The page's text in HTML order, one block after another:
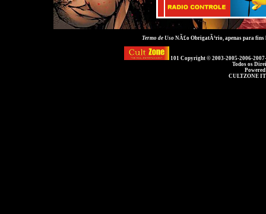
Termo de UsoNÃ£o ObrigatÃ³rio, apenas para
101 Copyright © 2003-2005-2006-
Todos os
CULTZONE